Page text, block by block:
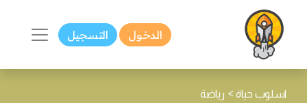
الدخول التسجيل
اسلوب حياة > رياضة